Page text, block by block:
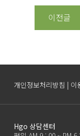
이전글
개인정보처리방침 | 이
Hgo 상담센터